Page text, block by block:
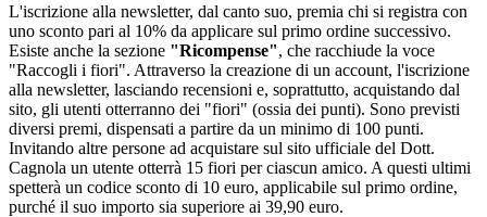
L'iscrizione alla newsletter, dal canto suo, premia chi si registra con
uno sconto pari al 10% da applicare sul primo ordine successivo.
Esiste anche la sezione "Ricompense", che racchiude la voce
"Raccogli i fiori". Attraverso la creazione di un account, l'iscrizione
alla newsletter, lasciando recensioni e, soprattutto, acquistando dal
sito, gli utenti otterranno dei "fiori" (ossia dei punti). Sono previsti
diversi premi, dispensati a partire da un minimo di 100 punti.
Invitando altre persone ad acquistare sul sito ufficiale del Dott.
Cagnola un utente otterrà 15 fiori per ciascun amico. A questi ultimi
spetterà un codice sconto di 10 euro, applicabile sul primo ordine,
purché il suo importo sia superiore ai 39,90 euro.